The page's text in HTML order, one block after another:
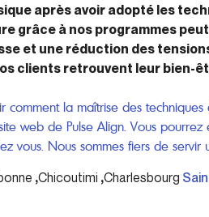
après avoir adopté les
grâce à nos programmes
et une réduction des
clients retrouvent leur bien-
comment la maîtrise des
web de Pulse Align. Vous
vous. Nous sommes fiers de
,Chicoutimi ,Charlesbourg